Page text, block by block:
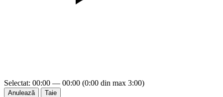
Selectat: 00:00 — 00:00 (0:00 din max 3:00)
Anulează Taie